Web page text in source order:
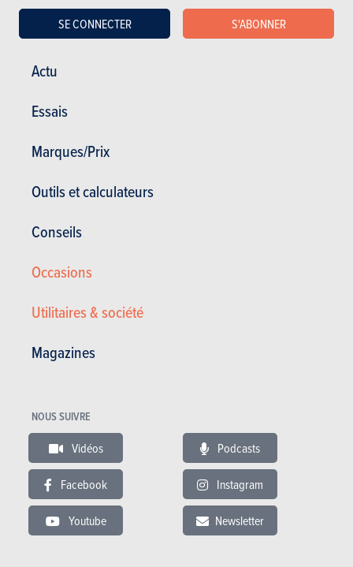
Actu
Essais
Marques/Prix
Outils et calculateurs
Conseils
Occasions
Utilitaires & société
Magazines
SE CONNECTER S'ABONNER
NOUS SUIVRE
Vidéos Podcasts
Facebook Instagram
Youtube Newsletter
Honda 2.0i-MMD 4WD Executive MY21 - Full Options
26.990 €
Honda CR-V 2.2 i-DTEC ULTIMATE Edition / FULL OP / AL ...
6.490 €
09/2012
Co2 : 171g